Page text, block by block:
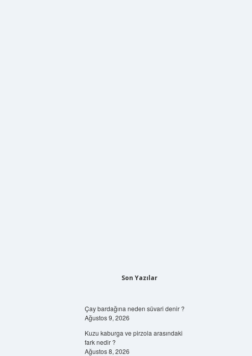
Son Yazılar
Çay bardağına neden süvari denir ?
Ağustos 9, 2026
Kuzu kaburga ve pirzola arasındaki
fark nedir ?
Ağustos 8, 2026